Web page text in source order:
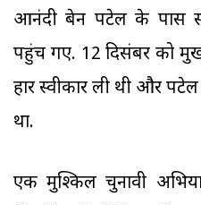
आनंदी बेन पटेल के पास
पहुंच गए. 12 दिसंबर को
हार स्वीकार ली थी और
था.
एक मुश्किल चुनावी